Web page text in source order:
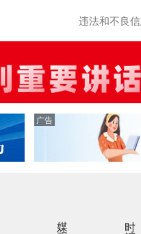
违法和不良
广告
媒观 时评